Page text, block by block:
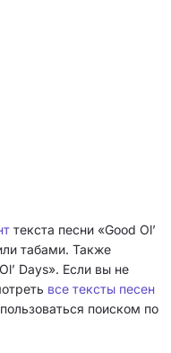
текста песни «Good Ol’
табами. Также
Days». Если вы не
все тексты песен
поиском по